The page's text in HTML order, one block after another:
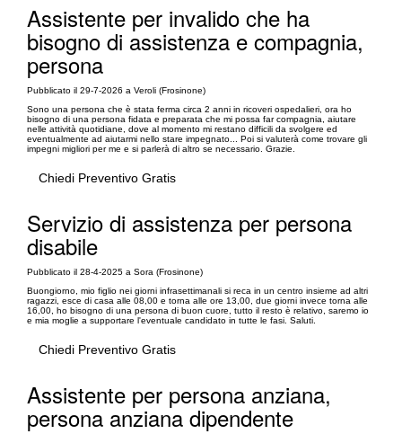
Assistente per invalido che ha
bisogno di assistenza e compagnia,
persona
Pubblicato il 29-7-2026 a Veroli (Frosinone)
Sono una persona che è stata ferma circa 2 anni in ricoveri ospedalieri, ora ho
bisogno di una persona fidata e preparata che mi possa far compagnia, aiutare
nelle attività quotidiane, dove al momento mi restano difficili da svolgere ed
eventualmente ad aiutarmi nello stare impegnato... Poi si valuterà come trovare gli
impegni migliori per me e si parlerà di altro se necessario. Grazie.
Chiedi Preventivo Gratis
Servizio di assistenza per persona
disabile
Pubblicato il 28-4-2025 a Sora (Frosinone)
Buongiorno, mio figlio nei giorni infrasettimanali si reca in un centro insieme ad altri
ragazzi, esce di casa alle 08,00 e torna alle ore 13,00, due giorni invece torna alle
16,00, ho bisogno di una persona di buon cuore, tutto il resto è relativo, saremo io
e mia moglie a supportare l'eventuale candidato in tutte le fasi. Saluti.
Chiedi Preventivo Gratis
Assistente per persona anziana,
persona anziana dipendente